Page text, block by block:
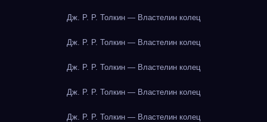
Дж. Р. Р. Толкин — Властелин колец
Дж. Р. Р. Толкин — Властелин колец
Дж. Р. Р. Толкин — Властелин колец
Дж. Р. Р. Толкин — Властелин колец
Дж. Р. Р. Толкин — Властелин колец